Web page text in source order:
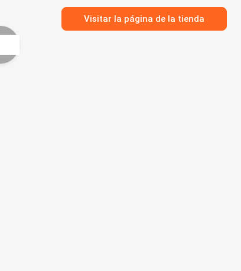
Visitar la página de la tienda